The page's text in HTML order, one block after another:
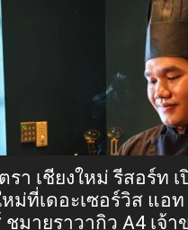
รา เชียงใหม่ รีสอร์ท เ
หม่ที่เดอะเซอร์วิส แอท
ชูมายูราวากิว A4 เจ้า